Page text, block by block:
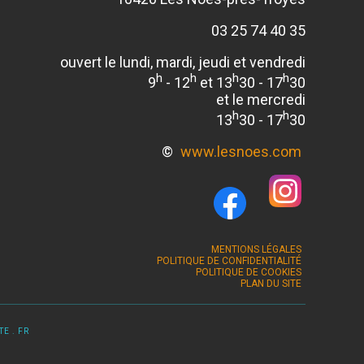
03 25 74 40 35
ouvert le lundi, mardi, jeudi et vendredi
9h - 12h et 13h30 - 17h30
et le mercredi
13h30 - 17h30
© www.lesnoes.com
MENTIONS LÉGALES
POLITIQUE DE CONFIDENTIALITÉ
POLITIQUE DE COOKIES
PLAN DU SITE
. FR